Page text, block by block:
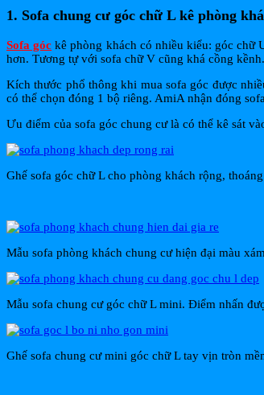
1. Sofa chung cư góc chữ L kê phòng
Sofa góc kê phòng khách có nhiều kiểu: góc chữ
hơn. Tương tự với sofa chữ V cũng khá cồng kềnh.
Kích thước phổ thông khi mua sofa góc được
có thể chọn đóng 1 bộ riêng. AmiA nhận đóng
Ưu điểm của sofa góc chung cư là có thể kê sát
Ghế sofa góc chữ L cho phòng khách rộng,
Mẫu sofa phòng khách chung cư hiện đại màu
Mẫu sofa chung cư góc chữ L mini. Điểm nhấn
Ghế sofa chung cư mini góc chữ L tay vịn tròn